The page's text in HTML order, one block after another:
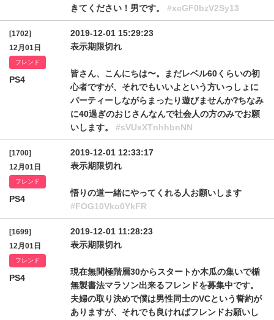
きてください！男です。 #xcGF0bzV2Sy13
[1702]
12月01日
フレンド
PS4
2019-12-01 15:29:23
表示期限切れ
皆さん、こんにちは〜。まだレベル60くらいの初
心者ですが、それでもいいよという方いっしょに
パーティーしながらまったり遊びませんか❔ちなみ
に40過ぎのおじさんなんで社会人の方のみでお願
いします。 #sVUxXTnhhbnNN
[1700]
12月01日
フレンド
PS4
2019-12-01 12:33:17
表示期限切れ
悟りの道一緒にやってくれる人お願いします
#FOG10Vko0YkFR
[1699]
12月01日
フレンド
PS4
2019-12-01 11:28:23
表示期限切れ
現在無間極階層30からスタートか木瓜の集いで楯
無製書法マラソン出来るフレンドを募集中です。
夫婦の取り決めで僕は男性同士のVCという誓約が
ありますが、それでも良ければフレンドお願いし